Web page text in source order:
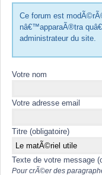
Ce forum est
nâ€™apparaÃ®tra
administrateur du site.
Votre nom
Votre adresse email
Titre (obligatoire)
Pour crÃ©er des